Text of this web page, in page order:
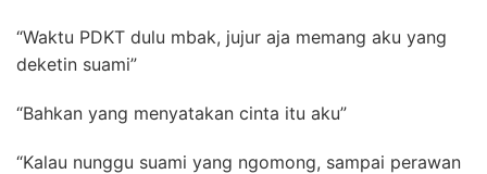
“Waktu PDKT dulu mbak, jujur aja memang aku yang
deketin suami”
“Bahkan yang menyatakan cinta itu aku”
“Kalau nunggu suami yang ngomong, sampai perawan